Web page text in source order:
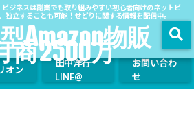
ジネスは副業でも取り組みやすい初心者向けのネットビ
独立することも可能！せどりに関する情報を配信中。
Amazon物販
商2500万
オン
田中洋行
LINE@
お問い合わ
せ